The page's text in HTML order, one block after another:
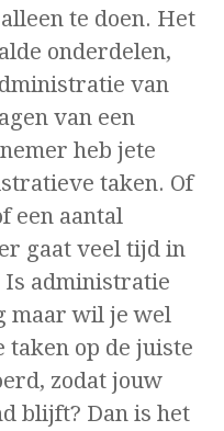
te doen. Het
onderdelen,
van
van een
heb jete
taken. Of
een aantal
gaat veel tijd in
administratie
maar wil je wel
op de juiste
zodat jouw
blijft? Dan is het